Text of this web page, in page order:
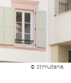
© Stimultania